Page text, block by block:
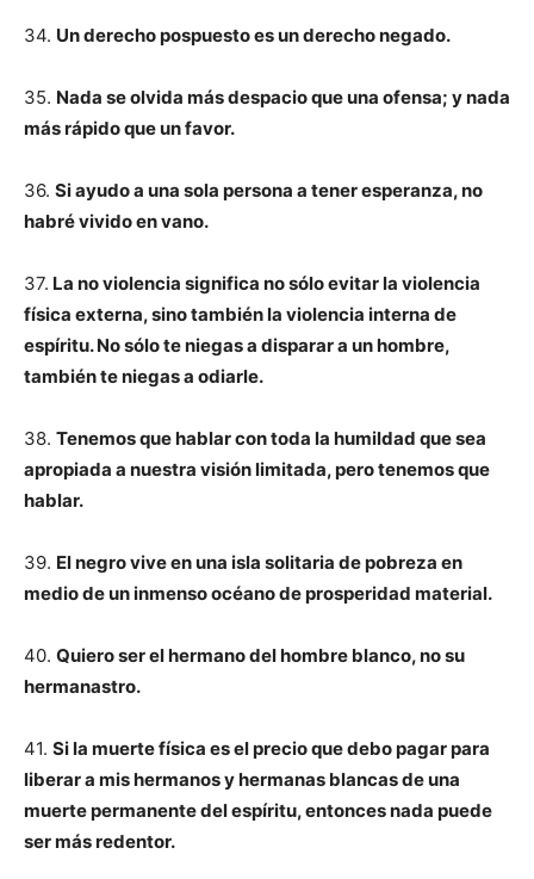
34. Un derecho pospuesto es un derecho negado.
35. Nada se olvida más despacio que una ofensa; y nada
más rápido que un favor.
36. Si ayudo a una sola persona a tener esperanza, no
habré vivido en vano.
37. La no violencia significa no sólo evitar la violencia
física externa, sino también la violencia interna de
espíritu. No sólo te niegas a disparar a un hombre,
también te niegas a odiarle.
38. Tenemos que hablar con toda la humildad que sea
apropiada a nuestra visión limitada, pero tenemos que
hablar.
39. El negro vive en una isla solitaria de pobreza en
medio de un inmenso océano de prosperidad material.
40. Quiero ser el hermano del hombre blanco, no su
hermanastro.
41. Si la muerte física es el precio que debo pagar para
liberar a mis hermanos y hermanas blancas de una
muerte permanente del espíritu, entonces nada puede
ser más redentor.